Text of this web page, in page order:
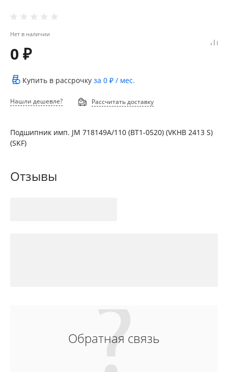
Нет в наличии
0 ₽
Купить в рассрочку за 0 ₽ / мес.
Нашли дешевле? Рассчитать доставку
Подшипник имп. JM 718149A/110 (BT1-0520) (VKHB 2413 S)
(SKF)
Отзывы
Обратная связь